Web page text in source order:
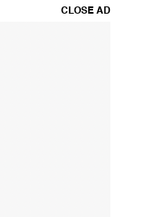
CLOSE AD